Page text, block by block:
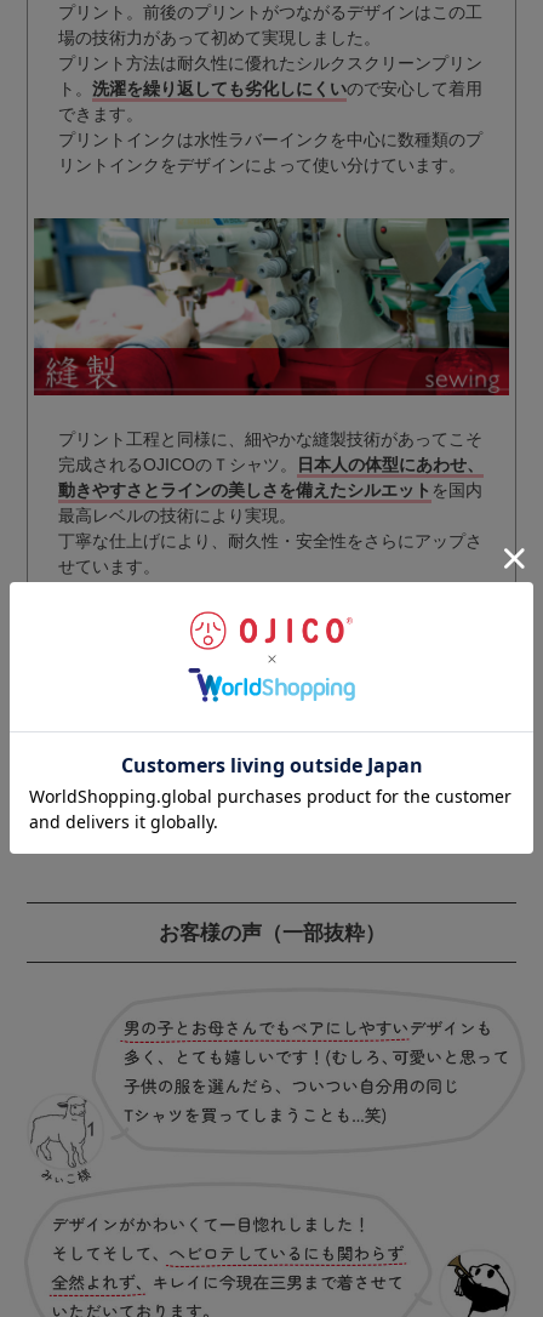
プリント。前後のプリントがつながるデザインはこの工
場の技術力があって初めて実現しました。
プリント方法は耐久性に優れたシルクスクリーンプリン
ト。 洗濯を繰り返しても劣化しにくいので安心して着用
できます。
プリントインクは水性ラバーインクを中心に数種類のプ
リントインクをデザインによって使い分けています。
プリント工程と同様に、細やかな縫製技術があってこそ
完成されるOJICOのＴシャツ。
日本人の体型にあわせ、
動きやすさとラインの美しさを備えたシルエット を国内
最高レベルの技術により実現。
丁寧な仕上げにより、耐久性・安全性をさらにアップさ
せています。
ギフトラッピングのご注文はこちらから
お客様の声（一部抜粋）